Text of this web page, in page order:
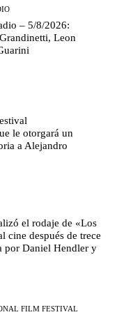
– 5/8/2026:
Leon
le otorgará un
a Alejandro
el rodaje de «Los
cine después de trece
por Daniel Hendler y
FILM FESTIVAL